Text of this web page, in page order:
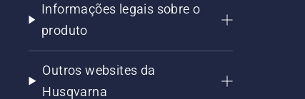
Informações legais sobre o
produto
Outros websites da
Husqvarna